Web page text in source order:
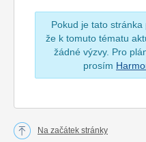
Pokud je tato stránka
že k tomuto tématu
žádné výzvy. Pro
prosím
Na začátek stránky